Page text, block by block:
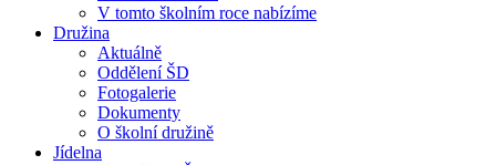
V tomto školním roce nabízíme
Družina
Aktuálně
Oddělení ŠD
Fotogalerie
Dokumenty
O školní družině
Jídelna